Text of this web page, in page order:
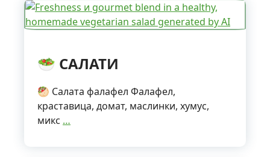
🥗 САЛАТИ
🥙 Салата фалафел Фалафел,
краставица, домат, маслинки, хумус,
микс …